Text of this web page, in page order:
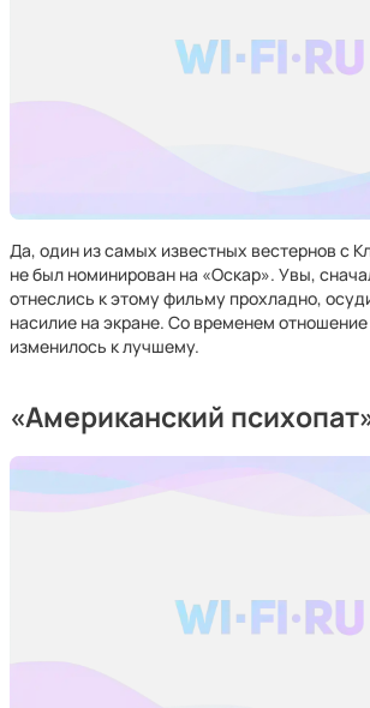
Да, один из самых известных вестернов с
не был номинирован на «Оскар». Увы,
отнеслись к этому фильму прохладно,
насилие на экране. Со временем отношение
изменилось к лучшему.
«Американский